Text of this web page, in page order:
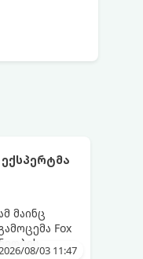
მაინც
Fox
08/03 11:47